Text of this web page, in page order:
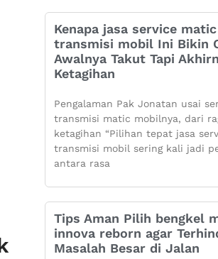
Kenapa jasa service matic
transmisi mobil Ini Bikin
Awalnya Takut Tapi
Ketagihan
Pengalaman Pak Jonatan usai
transmisi matic mobilnya, dari
ketagihan “Pilihan tepat jasa
transmisi mobil sering kali jadi
antara rasa
Tips Aman Pilih bengkel
innova reborn agar
Masalah Besar di Jalan